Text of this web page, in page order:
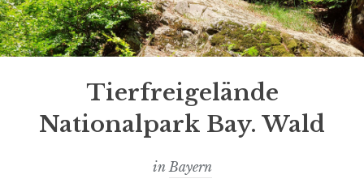
Tierfreigelände
Nationalpark Bay. Wald
in Bayern